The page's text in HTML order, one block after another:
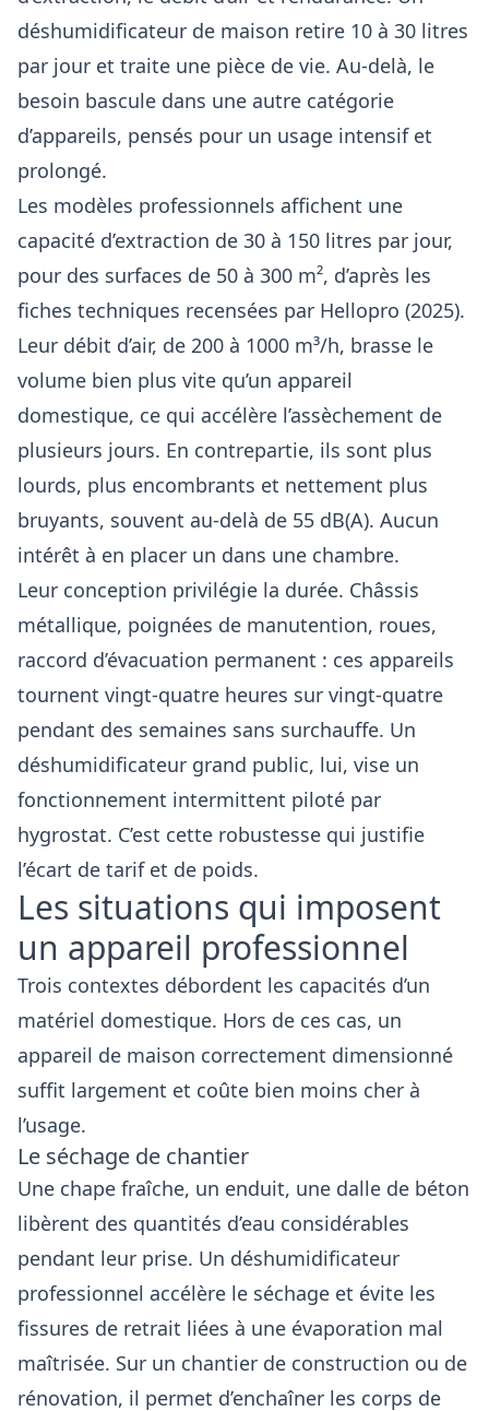
déshumidificateur de maison retire 10 à 30 litres
par jour et traite une pièce de vie. Au-delà, le
besoin bascule dans une autre catégorie
d’appareils, pensés pour un usage intensif et
prolongé.
Les modèles professionnels affichent une
capacité d’extraction de 30 à 150 litres par jour,
pour des surfaces de 50 à 300 m², d’après les
fiches techniques recensées par Hellopro (2025).
Leur débit d’air, de 200 à 1000 m³/h, brasse le
volume bien plus vite qu’un appareil
domestique, ce qui accélère l’assèchement de
plusieurs jours. En contrepartie, ils sont plus
lourds, plus encombrants et nettement plus
bruyants, souvent au-delà de 55 dB(A). Aucun
intérêt à en placer un dans une chambre.
Leur conception privilégie la durée. Châssis
métallique, poignées de manutention, roues,
raccord d’évacuation permanent : ces appareils
tournent vingt-quatre heures sur vingt-quatre
pendant des semaines sans surchauffe. Un
déshumidificateur grand public, lui, vise un
fonctionnement intermittent piloté par
hygrostat. C’est cette robustesse qui justifie
l’écart de tarif et de poids.
Les situations qui imposent
un appareil professionnel
Trois contextes débordent les capacités d’un
matériel domestique. Hors de ces cas, un
appareil de maison correctement dimensionné
suffit largement et coûte bien moins cher à
l’usage.
Le séchage de chantier
Une chape fraîche, un enduit, une dalle de béton
libèrent des quantités d’eau considérables
pendant leur prise. Un déshumidificateur
professionnel accélère le séchage et évite les
fissures de retrait liées à une évaporation mal
maîtrisée. Sur un chantier de construction ou de
rénovation, il permet d’enchaîner les corps de